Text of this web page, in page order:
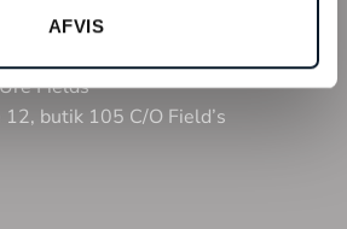
AFVIS
Fields
butik 105 C/O Field’s